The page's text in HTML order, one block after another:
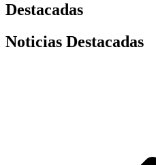
Destacadas
Noticias Destacadas